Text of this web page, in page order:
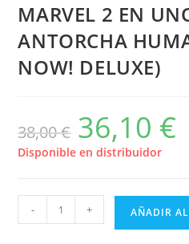
MARVEL 2 EN
ANTORCHA
NOW! DELUXE)
38,00€
El
precio
original
era:
36,10 €
Disponible en distribuidor
MARVEL
2
- + AÑADIR